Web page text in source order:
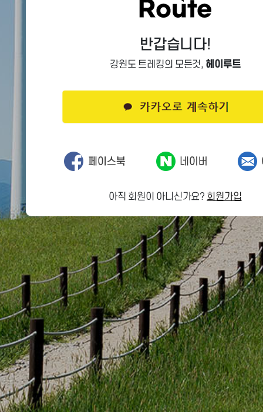
반갑습니다!
강원도 트레킹의 모든것, 헤이루트
아직 회원이 아니신가요? 회원가입